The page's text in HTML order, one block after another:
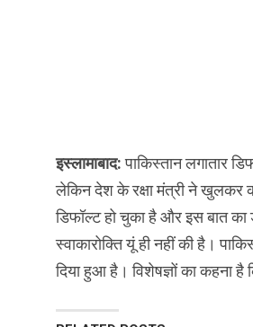
इस्‍लामाबाद:पाकिस्‍तान लगातार
लेकिन देश के रक्षा मंत्री ने खुलकर
डिफॉल्‍ट हो चुका है और इस बात का
स्‍वाकारोक्ति यूं ही नहीं की है।
दिया हुआ है। विशेषज्ञों का कहना